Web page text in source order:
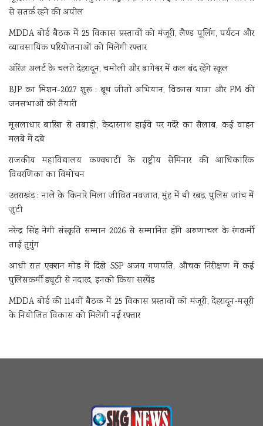
से सतर्क रहने की अपील
MDDA बोर्ड बैठक में 25 विकास प्रस्तावों को मंजूरी, लैण्ड पूलिंग, पर्यटन और
व्यावसायिक परियोजनाओं को मिलेगी रफ्तार
ऑरेंज अलर्ट के चलते देहरादून, चमोली और बागेश्वर में कल बंद रहेंगे स्कूल
BJP का मिशन-2027 शुरू : बूथ जीतो अभियान, विकास यात्रा और PM की
जनसभाओं की तैयारी
मूसलाधार बारिश से तबाही, केदारनाथ हाईवे पर गदेरे का सैलाब, कई वाहन
मलबे में दबे
राजकीय महाविद्यालय कण्वघाटी के राष्ट्रीय सेमिनार की आधिकारिक
विवरणिका का विमोचन
उत्तराखंड : नाले के किनारे मिला जीवित नवजात, मुंह में थी रबड़, पुलिस जांच में
जुटी
नरेन्द्र सिंह नेगी संस्कृति सम्मान 2026 से सम्मानित होंगे अरुणाचल के रंगकर्मी
ताई तुगुंग
आधी रात एक्शन मोड में दिखे SSP अजय गणपति, औचक निरीक्षण में कई
पुलिसकर्मी ड्यूटी से नदारद, इनको किया सस्पेंड
MDDA बोर्ड की 114वीं बैठक में 25 विकास प्रस्तावों को मंजूरी, देहरादून-मसूरी
के नियोजित विकास को मिलेगी नई रफ्तार